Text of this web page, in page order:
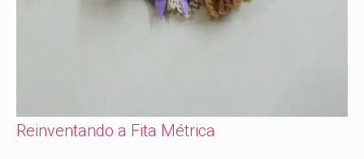
Reinventando a Fita Métrica